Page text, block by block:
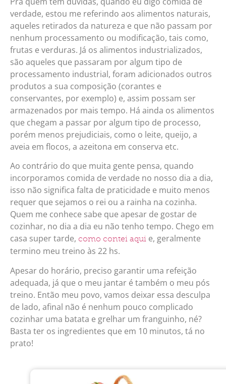
verdade, estou me referindo aos alimentos naturais,
aqueles retirados da natureza e que não passam por
nenhum processamento ou modificação, tais como,
frutas e verduras. Já os alimentos industrializados,
são aqueles que passaram por algum tipo de
processamento industrial, foram adicionados outros
produtos a sua composição (corantes e
conservantes, por exemplo) e, assim possam ser
armazenados por mais tempo. Há ainda os alimentos
que chegam a passar por algum tipo de processo,
porém menos prejudiciais, como o leite, queijo, a
aveia em flocos, a azeitona em conserva etc.
Ao contrário do que muita gente pensa, quando
incorporamos comida de verdade no nosso dia a dia,
isso não significa falta de praticidade e muito menos
requer que sejamos o rei ou a rainha na cozinha.
Quem me conhece sabe que apesar de gostar de
cozinhar, no dia a dia eu não tenho tempo. Chego em
casa super tarde, como contei aqui e, geralmente
termino meu treino às 22 hs.
Apesar do horário, preciso garantir uma refeição
adequada, já que o meu jantar é também o meu pós
treino. Então meu povo, vamos deixar essa desculpa
de lado, afinal não é nenhum pouco complicado
cozinhar uma batata e grelhar um franguinho, né?
Basta ter os ingredientes que em 10 minutos, tá no
prato!